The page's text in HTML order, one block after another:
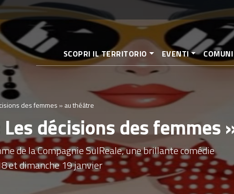
Aller
au
contenu
principal
SCOPRI IL TERRITORIO EVENTI COMUNI
des femmes » au théâtre
décisions des femmes
de la Compagnie SulReale, une brillante comédie
et dimanche 19 janvier